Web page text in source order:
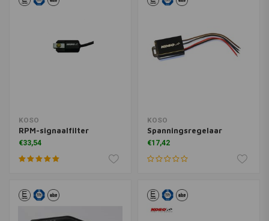
KOSO
RPM-signaalfilter
€33,54
KOSO
Spanningsregelaar
€17,42